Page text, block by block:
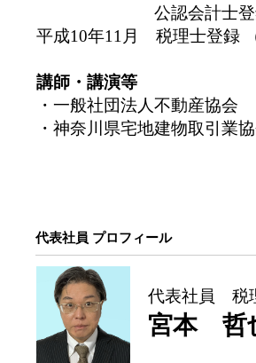
公認会計士登録 （
平成10年11月 税理士登録 （
講師・講演等
・一般社団法人不動産協
・神奈川県宅地建物取引
代表社員 プロフィール
代表社員 税
宮本 哲